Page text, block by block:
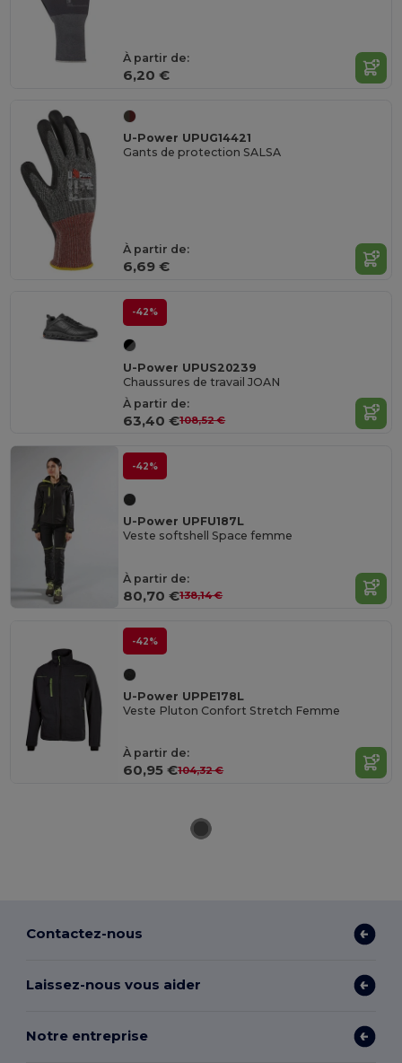
À partir de:
6,20 €
U-Power UPUG14421
Gants de protection SALSA
À partir de:
6,69 €
-42%
U-Power UPUS20239
Chaussures de travail JOAN
À partir de:
63,40 €108,52 €
-42%
U-Power UPFU187L
Veste softshell Space femme
À partir de:
80,70 €138,14 €
-42%
U-Power UPPE178L
Veste Pluton Confort Stretch Femme
À partir de:
60,95 €104,32 €
Contactez-nous
Laissez-nous vous aider
Notre entreprise